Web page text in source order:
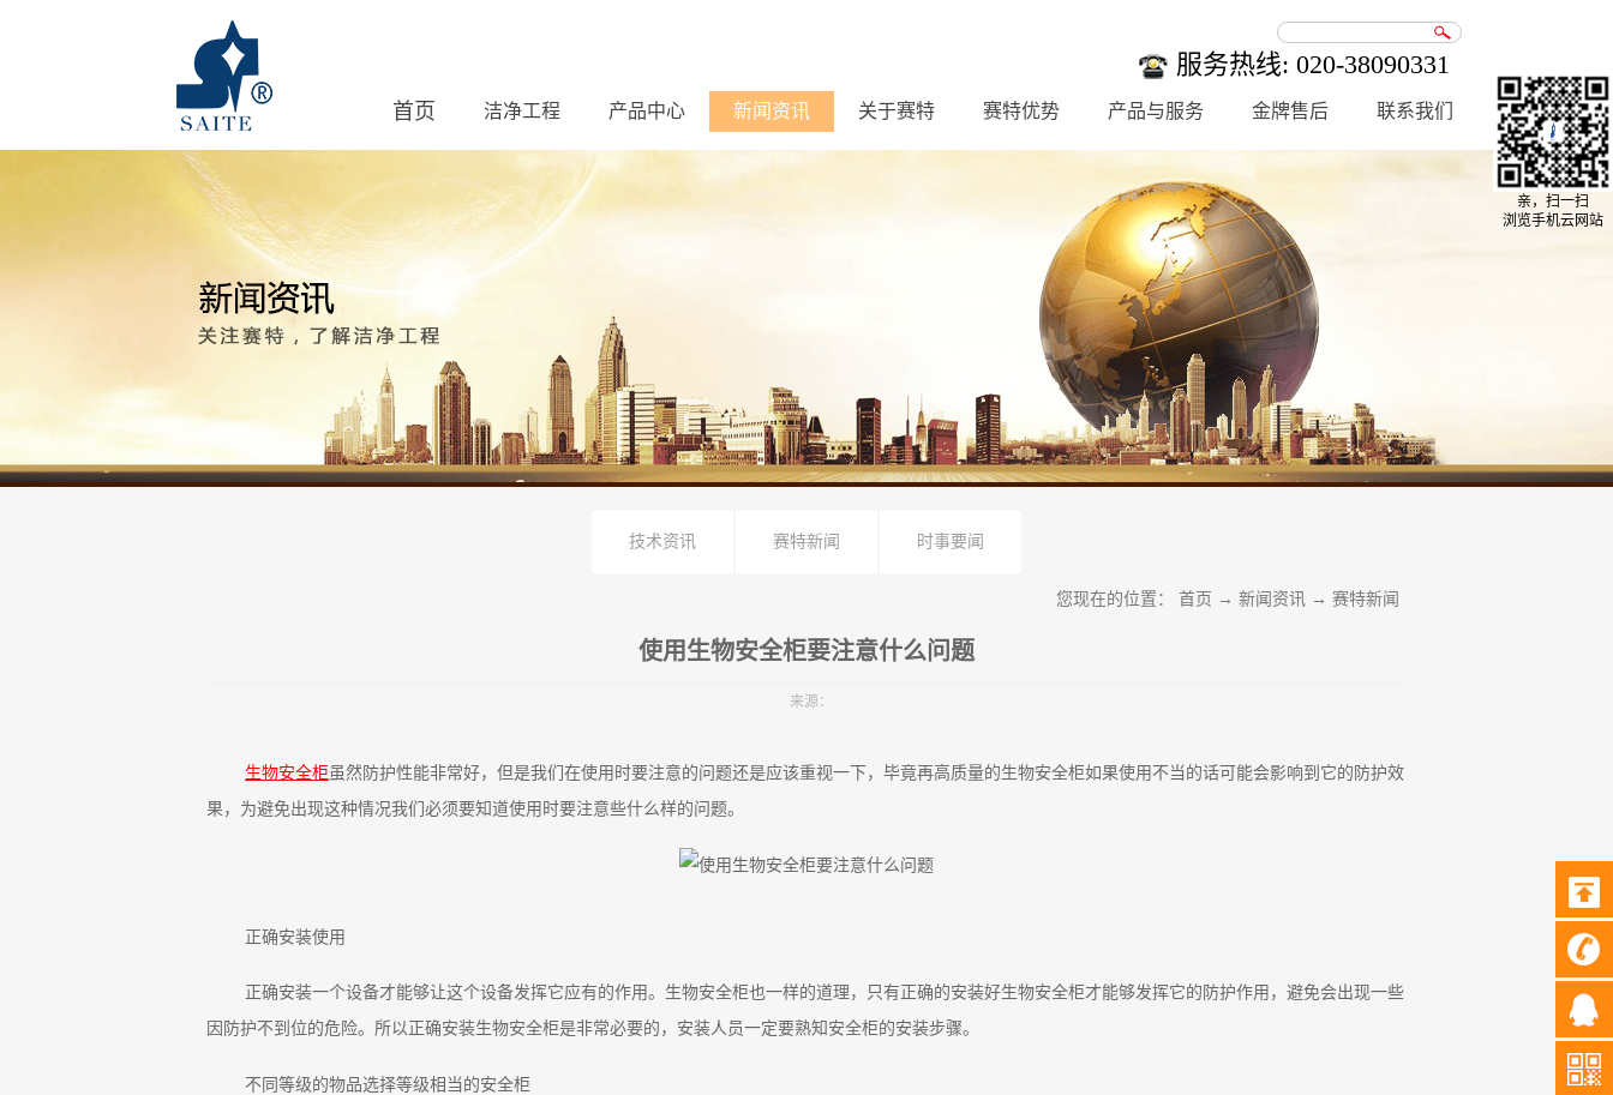
服务热线: 020-38090331
首页 洁净工程 产品中心 新闻资讯 关于赛特 赛特优势 产品与服务 金牌售后 联系我们
技术资讯 赛特新闻 时事要闻
您现在的位置： 首页 → 新闻资讯 → 赛特新闻
使用生物安全柜要注意什么问题
来源：
生物安全柜 虽然防护性能非常好，但是我们在使用时要注意的问题还是应该重视一下，毕竟再高质量的生物安全柜如果使用不当的话可能会影响到它的防护效
果，为避免出现这种情况我们必须要知道使用时要注意些什么样的问题。
正确安装使用
正确安装一个设备才能够让这个设备发挥它应有的作用。生物安全柜也一样的道理，只有正确的安装好生物安全柜才能够发挥它的防护作用，避免会出现一些
因防护不到位的危险。所以正确安装生物安全柜是非常必要的，安装人员一定要熟知安全柜的安装步骤。
不同等级的物品选择等级相当的安全柜
亲，扫一扫
浏览手机云网站